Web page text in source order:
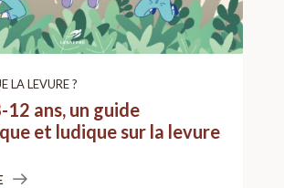
LA LEVURE ?
12 ans, un guide
et ludique sur la levure